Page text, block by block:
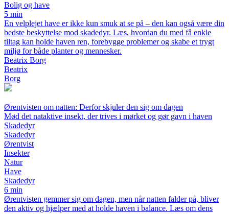
Bolig og have
5 min
En velplejet have er ikke kun smuk at se på – den kan også være din
bedste beskyttelse mod skadedyr. Læs, hvordan du med få enkle
tiltag kan holde haven ren, forebygge problemer og skabe et trygt
miljø for både planter og mennesker.
Beatrix Borg
Beatrix
Borg
Ørentvisten om natten: Derfor skjuler den sig om dagen
Mød det nataktive insekt, der trives i mørket og gør gavn i haven
Skadedyr
Skadedyr
Ørentvist
Insekter
Natur
Have
Skadedyr
6 min
Ørentvisten gemmer sig om dagen, men når natten falder på, bliver
den aktiv og hjælper med at holde haven i balance. Læs om dens